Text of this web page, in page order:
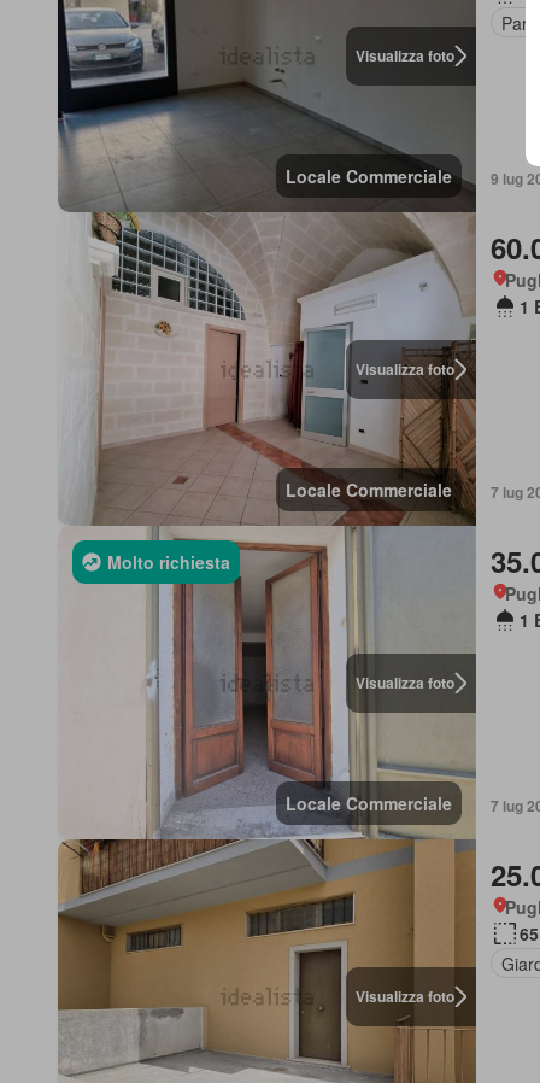
Visualizza foto
Locale Commerciale 9 lug
Visualizza foto
Locale Commerciale
1
7 lug
Visualizza foto
Molto richiesta
Locale Commerciale
1
7 lug
Visualizza foto